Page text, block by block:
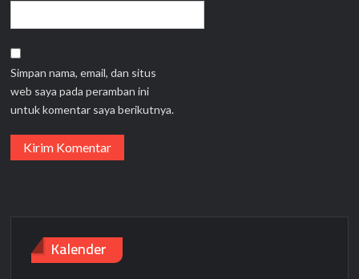
Simpan nama, email, dan situs
web saya pada peramban ini
untuk komentar saya berikutnya.
Kalender